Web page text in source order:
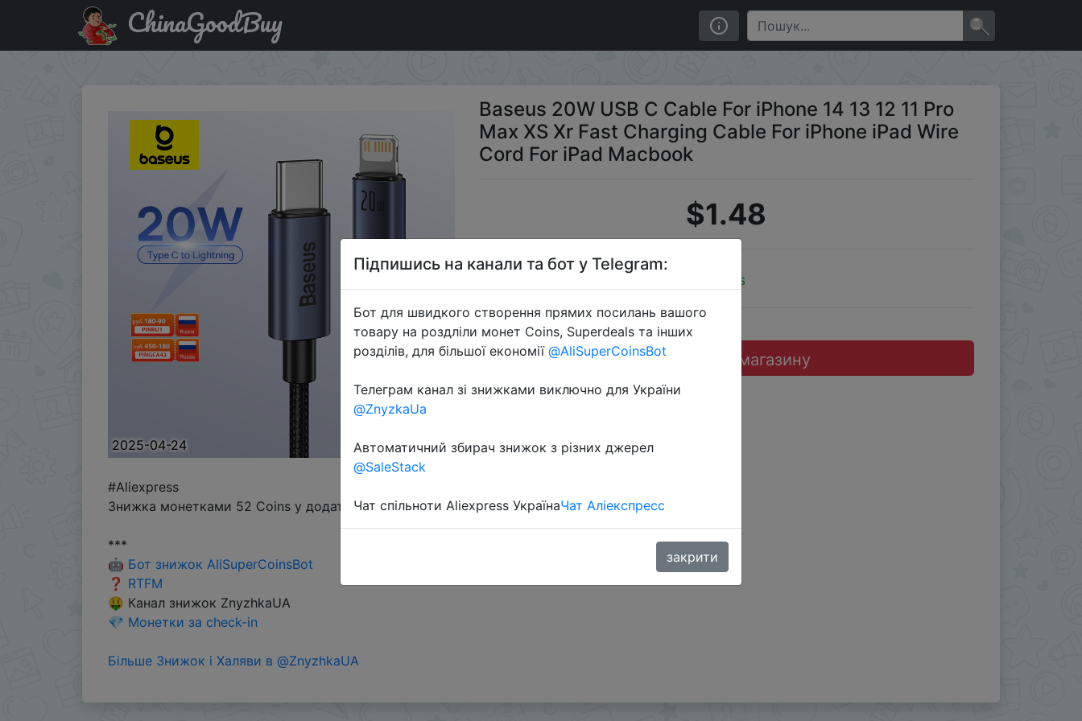
Придбати по акціи Baseus 20W USB C Cable For iPhone 14 13 12 11 Pro Max XS Xr Fast Charging Cable For iPhone iPad Wire Cord For iPad Macbook
ChinaGoodBuy
2025-04-24
Baseus 20W USB C Cable For iPhone 14 13 12 11 Pro
Max XS Xr Fast Charging Cable For iPhone iPad Wire
Cord For iPad Macbook
$1.48
Coins
Перейти до магазину
#Aliexpress
Знижка монетками 52 Coins у додатку.
***
🤖 Бот знижок AliSuperCoinsBot
❓ RTFM
🤑 Канал знижок ZnyzhkaUA
💎 Монетки за check-in
Більше Знижок і Халяви в @ZnyzhkaUA
Підпишись на канали та бот у Telegram:
Бот для швидкого створення прямих посилань вашого
товару на роздліли монет Coins, Superdeals та інших
розділів, для більшої економії @AliSuperCoinsBot
Телеграм канал зі знижками виключно для України
@ZnyzkaUa
Автоматичний збирач знижок з різних джерел
@SaleStack
Чат спільноти Aliexpress УкраїнаЧат Аліекспресс
закрити